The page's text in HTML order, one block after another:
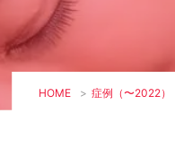
HOME > 症例（〜2022）